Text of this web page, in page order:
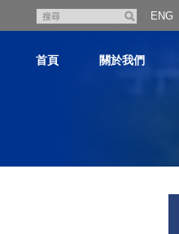
尋
ENG
首頁 關於我們